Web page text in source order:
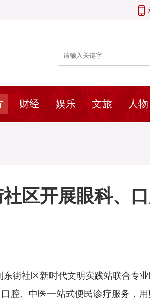
财经 娱乐 文旅 人物
区开展眼科、
街社区新时代文明实践站联合专
腔、中医一站式便民诊疗服务，